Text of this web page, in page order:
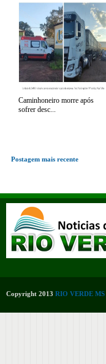
Caminhoneiro morre após
sofrer desc...
Postagem mais recente
Copyright 2013 RIO VERDE MS